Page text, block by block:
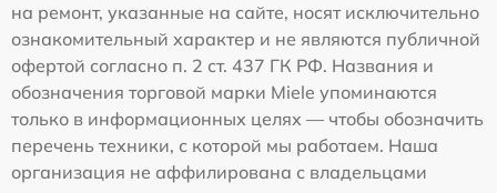
на ремонт, указанные на сайте, носят исключительно
ознакомительный характер и не являются публичной
офертой согласно п. 2 ст. 437 ГК РФ. Названия и
обозначения торговой марки Miele упоминаются
только в информационных целях — чтобы обозначить
перечень техники, с которой мы работаем. Наша
организация не аффилирована с владельцами